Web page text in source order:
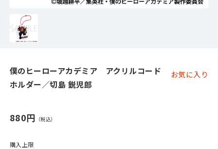
僕のヒーローアカデミア アクリルコード
ホルダー／切島 鋭児郎
お気に入り
880円
購入上限